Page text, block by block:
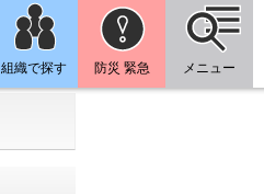
組織で探す 防災 緊急 メニュー